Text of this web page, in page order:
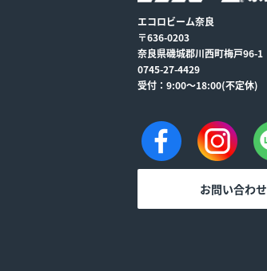
エコロビーム奈良
〒636-0203
奈良県磯城郡川西町梅戸96-1
0745-27-4429
受付：9:00～18:00(不定休)
お問い合わせ